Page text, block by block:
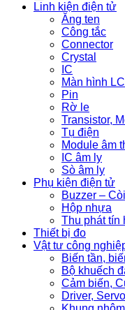
Linh kiện điện tử
Ăng ten
Công tắc
Connector
Crystal
IC
Màn hình
Pin
Rờ le
Transistor,
Tụ điện
Module âm
IC âm ly
Sò âm ly
Phụ kiện điện tử
Buzzer –
Hộp nhựa
Thu phát tín
Thiết bị đo
Vật tư công
Biến tần,
Bộ khuếch
Cảm biến,
Driver,